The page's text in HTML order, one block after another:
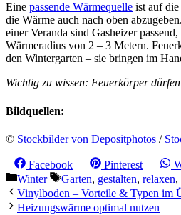
Eine passende Wärmequelle ist auf
die Wärme auch nach oben
einer Veranda sind Gasheizer
Wärmeradius von 2 – 3 Metern.
den Wintergarten – sie bringen im
Wichtig zu wissen: Feuerkörper
Bildquellen:
© Stockbilder von Depositphotos /
Share
on
Facebook
Share
on
Pinterest
Kategorien
Winter Schlagwörter
Garten, gestalten, relaxen,
Vinylboden – Vorteile & Typen im
Heizungswärme optimal nutzen